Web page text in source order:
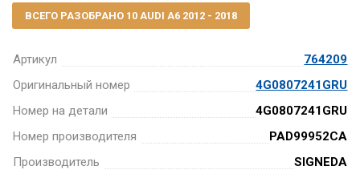
Артикул
764209
Оригинальный номер
4G0807241GRU
Номер на детали
4G0807241GRU
Номер производителя
PAD99952CA
Производитель
SIGNEDA
ВСЕГО РАЗОБРАНО 10 AUDI A6 2012 - 2018